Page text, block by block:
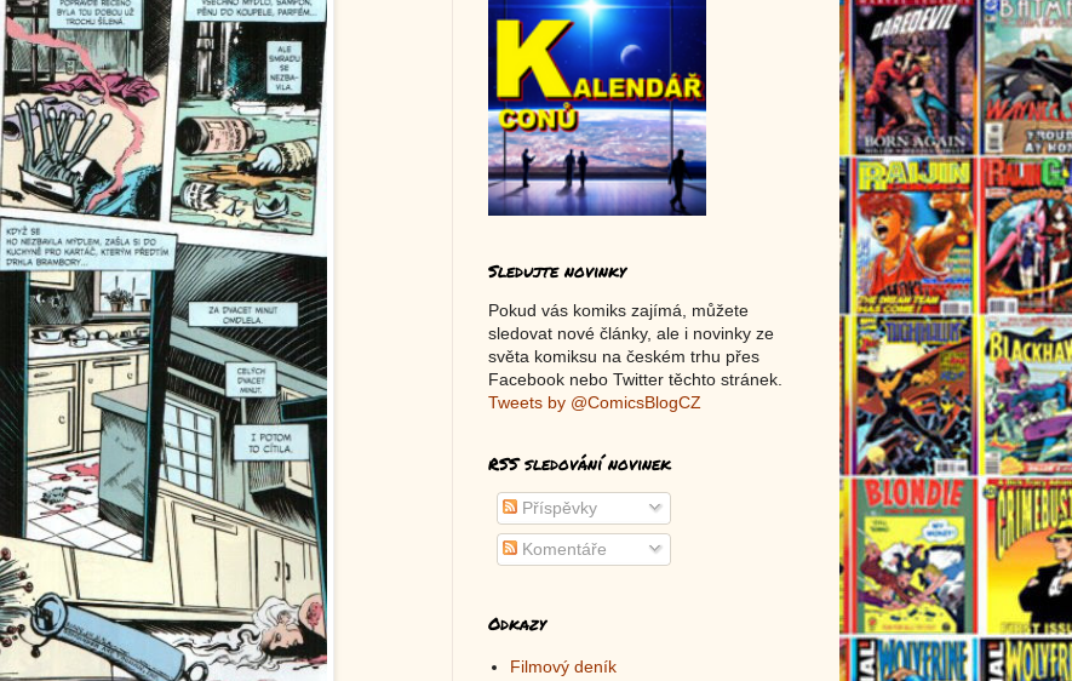
Sledujte novinky
Pokud vás komiks zajímá, můžete
sledovat nové články, ale i novinky ze
světa komiksu na českém trhu přes
Facebook nebo Twitter těchto stránek.
Tweets by @ComicsBlogCZ
RSS sledování novinek
Příspěvky
Komentáře
Odkazy
Filmový deník